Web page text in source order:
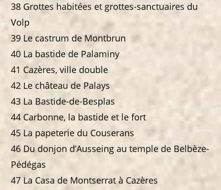
38 Grottes habitées et grottes-sanctuaires du
Volp
39 Le castrum de Montbrun
40 La bastide de Palaminy
41 Cazères, ville double
42 Le château de Palays
43 La Bastide-de-Besplas
44 Carbonne, la bastide et le fort
45 La papeterie du Couserans
46 Du donjon d’Ausseing au temple de Belbèze-
Pédégas
47 La Casa de Montserrat à Cazères